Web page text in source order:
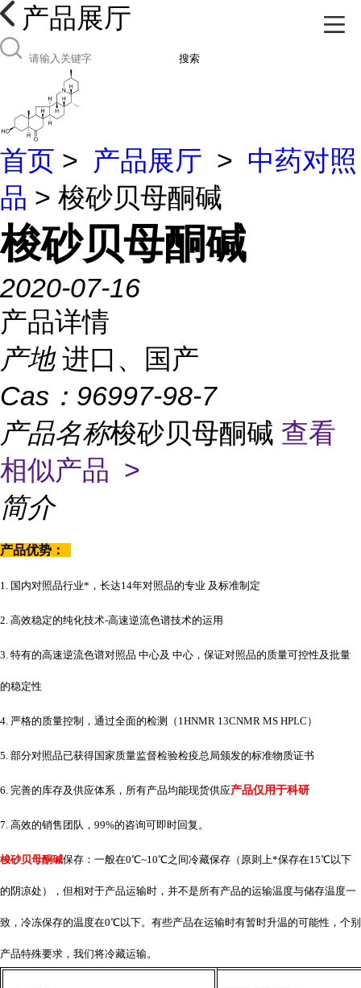
产品展厅
搜索
首页 > 产品展厅 > 中药对照
品 > 梭砂贝母酮碱
梭砂贝母酮碱
2020-07-16
产品详情
产地 进口、国产
Cas： 96997-98-7
产品名称梭砂贝母酮碱 查看
相似产品 >
简介
产品优势：
1. 国内对照品行业*，长达14年对照品的专业 及标准制定
2. 高效稳定的纯化技术-高速逆流色谱技术的运用
3. 特有的高速逆流色谱对照品 中心及 中心，保证对照品的质量可控性及批量
的稳定性
4. 严格的质量控制，通过全面的检测（1HNMR 13CNMR MS HPLC）
5. 部分对照品已获得国家质量监督检验检疫总局颁发的标准物质证书
6. 完善的库存及供应体系，所有产品均能现货供应产品仅用于科研
7. 高效的销售团队，99%的咨询可即时回复。
梭砂贝母酮碱保存：一般在0℃~10℃之间冷藏保存（原则上*保存在15℃以下
的阴凉处），但相对于产品运输时，并不是所有产品的运输温度与储存温度一
致，冷冻保存的温度在0℃以下。有些产品在运输时有暂时升温的可能性，个别
产品特殊要求，我们将冷藏运输。